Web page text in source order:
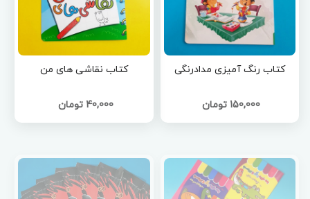
کتاب رنگ آمیزی مدادرنگی
150,000 تومان
کتاب نقاشی های من
40,000 تومان